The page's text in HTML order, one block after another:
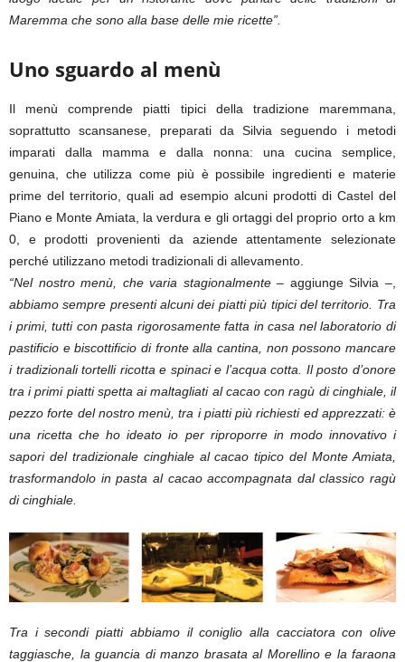
Maremma che sono alla base delle mie ricette”.
Uno sguardo al menù
Il menù comprende piatti tipici della tradizione maremmana,
soprattutto scansanese, preparati da Silvia seguendo i metodi
imparati dalla mamma e dalla nonna: una cucina semplice,
genuina, che utilizza come più è possibile ingredienti e materie
prime del territorio, quali ad esempio alcuni prodotti di Castel del
Piano e Monte Amiata, la verdura e gli ortaggi del proprio orto a km
0, e prodotti provenienti da aziende attentamente selezionate
perché utilizzano metodi tradizionali di allevamento.
“Nel nostro menù, che varia stagionalmente– aggiunge Silvia –,
abbiamo sempre presenti alcuni dei piatti più tipici del territorio. Tra
i primi, tutti con pasta rigorosamente fatta in casa nel laboratorio di
pastificio e biscottificio di fronte alla cantina, non possono mancare
i tradizionali tortelli ricotta e spinaci e l’acqua cotta. Il posto d’onore
tra i primi piatti spetta ai maltagliati al cacao con ragù di cinghiale, il
pezzo forte del nostro menù, tra i piatti più richiesti ed apprezzati: è
una ricetta che ho ideato io per riproporre in modo innovativo i
sapori del tradizionale cinghiale al cacao tipico del Monte Amiata,
trasformandolo in pasta al cacao accompagnata dal classico ragù
di cinghiale.
Tra i secondi piatti abbiamo il coniglio alla cacciatora con olive
taggiasche, la guancia di manzo brasata al Morellino e la faraona